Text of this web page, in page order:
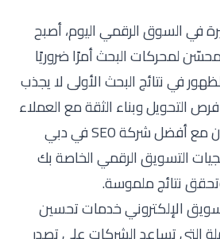
في السوق الرقمي اليوم، أصبح
لمحركات البحث أمرًا ضروريًا
في نتائج البحث الأولى لا يجذب
التحويل وبناء الثقة مع العملاء
المحتملين. لذلك، التعاون مع أفضل شركة SEO في دبي
التسويق الرقمي الخاصة بك
نتائج ملموسة.
الإلكتروني خدمات تحسين